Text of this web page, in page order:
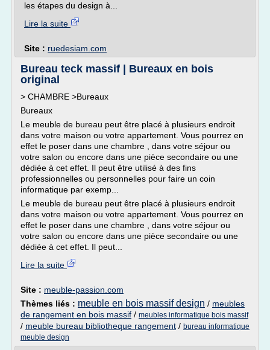
les étapes du design à...
Lire la suite
Site : ruedesiam.com
Bureau teck massif | Bureaux en bois
original
> CHAMBRE >Bureaux
Bureaux
Le meuble de bureau peut être placé à plusieurs endroit
dans votre maison ou votre appartement. Vous pourrez en
effet le poser dans une chambre , dans votre séjour ou
votre salon ou encore dans une pièce secondaire ou une
dédiée à cet effet. Il peut être utilisé à des fins
professionnelles ou personnelles pour faire un coin
informatique par exemp...
Le meuble de bureau peut être placé à plusieurs endroit
dans votre maison ou votre appartement. Vous pourrez en
effet le poser dans une chambre , dans votre séjour ou
votre salon ou encore dans une pièce secondaire ou une
dédiée à cet effet. Il peut...
Lire la suite
Site : meuble-passion.com
Thèmes liés : meuble en bois massif design / meubles
de rangement en bois massif / meubles informatique bois massif
/ meuble bureau bibliotheque rangement / bureau informatique
meuble design